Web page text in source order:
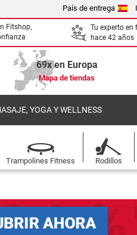
País de entrega
Fitshop,
Tu experto en
hace 42 años
69x en Europa
Mapa de tiendas
YOGA Y WELLNESS
Trampolines Fitness Rodillos